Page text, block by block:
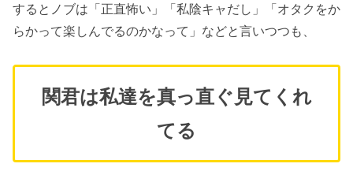
するとノブは「正直怖い」「私陰キャだし」「オタクをか
らかって楽しんでるのかなって」などと言いつつも、
関君は私達を真っ直ぐ見てくれ
てる